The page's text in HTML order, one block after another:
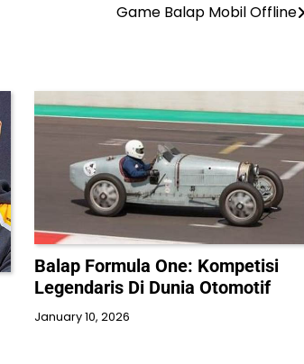
Game Balap Mobil Offline
Balap Formula One: Kompetisi
Legendaris Di Dunia Otomotif
January 10, 2026